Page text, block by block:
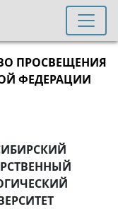
ПРОСВЕЩЕНИЯ
ФЕДЕРАЦИИ